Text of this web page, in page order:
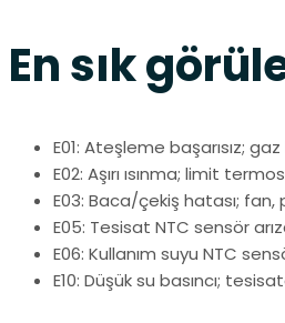
En sık
E01: Ateşleme başarısız;
E02: Aşırı ısınma; limit
E03: Baca/çekiş hatası; fan,
E05: Tesisat NTC sensör
E06: Kullanım suyu NTC
E10: Düşük su basıncı;